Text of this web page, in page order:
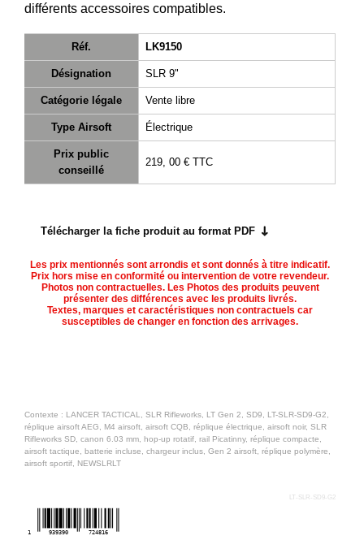
différents accessoires compatibles.
Réf. LK9150
Désignation SLR 9"
Catégorie légale Vente libre
Type Airsoft Électrique
Prix public
conseillé
219, 00 € TTC
Télécharger la fiche produit au format PDF
Les prix mentionnés sont arrondis et sont donnés à titre indicatif.
Prix hors mise en conformité ou intervention de votre revendeur.
Photos non contractuelles. Les Photos des produits peuvent
présenter des différences avec les produits livrés.
Textes, marques et caractéristiques non contractuels car
susceptibles de changer en fonction des arrivages.
Contexte : LANCER TACTICAL, SLR Rifleworks, LT Gen 2, SD9, LT-SLR-SD9-G2,
réplique airsoft AEG, M4 airsoft, airsoft CQB, réplique électrique, airsoft noir, SLR
Rifleworks SD, canon 6.03 mm, hop-up rotatif, rail Picatinny, réplique compacte,
airsoft tactique, batterie incluse, chargeur inclus, Gen 2 airsoft, réplique polymère,
airsoft sportif, NEWSLRLT
LT-SLR-SD9-G2
1 939390 724816